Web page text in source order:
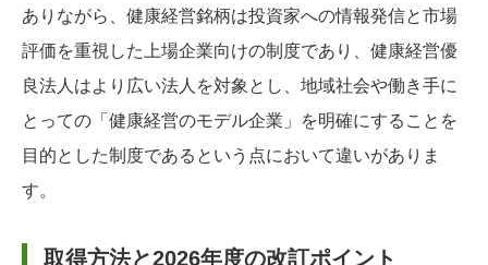
ありながら、健康経営銘柄は投資家への情報発信と市場
評価を重視した上場企業向けの制度であり、健康経営優
良法人はより広い法人を対象とし、地域社会や働き手に
とっての「健康経営のモデル企業」を明確にすることを
目的とした制度であるという点において違いがありま
す。
取得方法と2026年度の改訂ポイント